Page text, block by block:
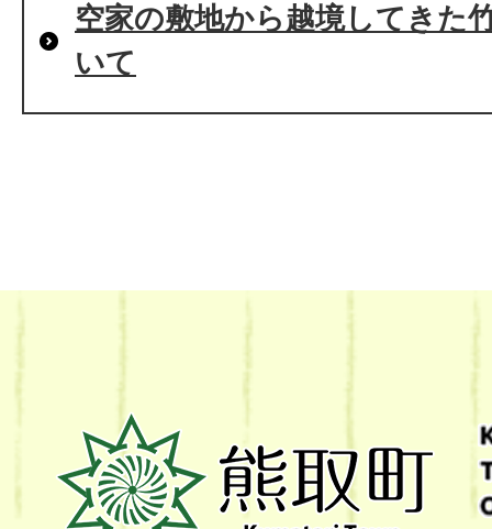
空家の敷地から越境してきた
いて
熊
取
町